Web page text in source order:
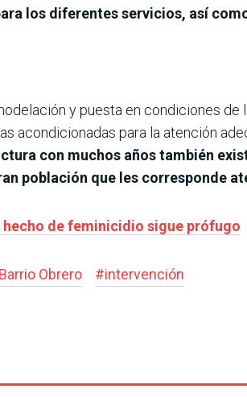
los diferentes servicios, así
y puesta en condiciones de
acondicionadas para la atención
con muchos años también
población que les corresponde
de feminicidio sigue prófugo
Obrero #intervención